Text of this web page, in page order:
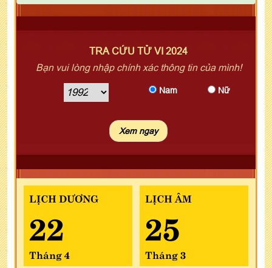
TRA CỨU TỬ VI 2024
Bạn vui lòng nhập chính xác thông tin của mình!
Nam Nữ
LỊCH DƯƠNG
22
Tháng 4
LỊCH ÂM
25
Tháng 3